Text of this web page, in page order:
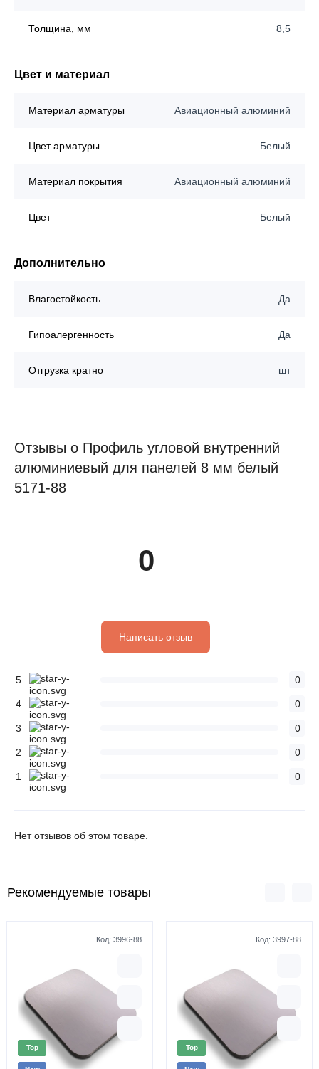
Толщина, мм 8,5
Цвет и материал
Материал арматуры Авиационный алюминий
Цвет арматуры Белый
Материал покрытия Авиационный алюминий
Цвет Белый
Дополнительно
Влагостойкость Да
Гипоалергенность Да
Отгрузка кратно шт
Отзывы о Профиль угловой внутренний
алюминиевый для панелей 8 мм белый
5171-88
0
Написать отзыв
5 0
4 0
3 0
2 0
1 0
Нет отзывов об этом товаре.
Рекомендуемые товары
Код: 3996-88
Top
Код: 3997-88
Top